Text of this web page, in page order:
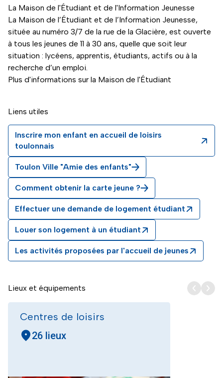
La Maison de l'Étudiant et de l'Information Jeunesse
La Maison de l’Étudiant et de l’Information Jeunesse,
située au numéro 3/7 de la rue de la Glacière, est ouverte
à tous les jeunes de 11 à 30 ans, quelle que soit leur
situation : lycéens, apprentis, étudiants, actifs ou à la
recherche d’un emploi.
Plus d'informations sur la Maison de l'Étudiant
Liens utiles
Inscrire mon enfant en accueil de loisirs
toulonnais
Toulon Ville "Amie des enfants"
Comment obtenir la carte jeune ?
Effectuer une demande de logement étudiant
Louer son logement à un étudiant
Les activités proposées par l'accueil de jeunes
Lieux et équipements
Centres de loisirs
26 lieux